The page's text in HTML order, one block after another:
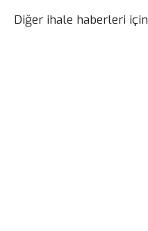
Diğer ihale haberleri için